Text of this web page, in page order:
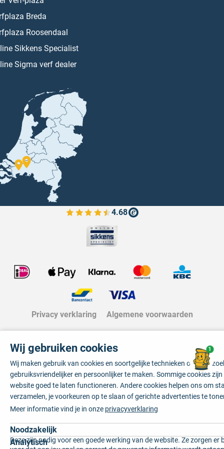
Breda
Roosendaal
Sikkens Specialist
Sigma verf dealer
4.68
Bekijk de verfplaza beoordelingen
Privacy verklaring Algemene voorwaarden
Wij gebruiken cookies
Wij maken gebruik van cookies en soortgelijke technieken om je
gebruiksvriendelijker en persoonlijker te maken. Sommige cookies
website goed te laten functioneren. Andere cookies helpen ons om
verzamelen, je voorkeuren op te slaan of gerichte advertenties te
Meer informatie vind je in onze privacyverklaring
Noodzakelijk
Deze zijn nodig voor een goede werking van de website. Ze zorgen er
Analytisch
1